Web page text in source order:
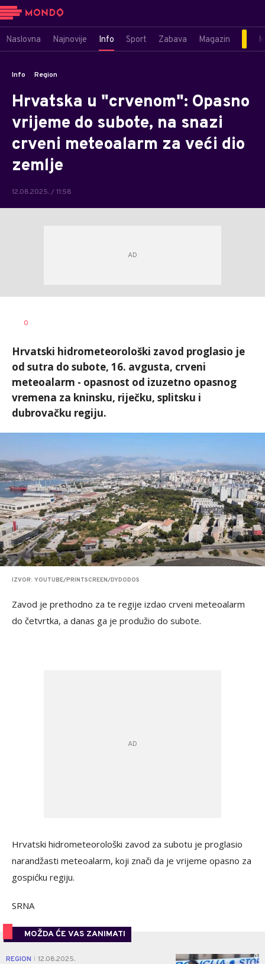
Naslovna Najnovije Info Sport Zabava Magazin
Info Region
Hrvatska u "crvenom": Opasno
vrijeme do subote, na snazi
crveni meteoalarm za veći dio
zemlje
12.08.2025. / 11:58
AUTOR
0
Hrvatski hidrometeorološki zavod proglasio je
od sutra do subote, 16. avgusta, crveni
meteoalarm - opasnost od izuzetno opasnog
vremena za kninsku, riječku, splitsku i
dubrovačku regiju.
IZVOR: YOUTUBE/PRINTSCREEN/DYDODOS
Zavod je prethodno za te regije izdao crveni meteoalarm
do četvrtka, a danas ga je produžio do subote.
Hrvatski hidrometeorološki zavod za subotu je proglasio
narandžasti meteoalarm, koji znači da je vrijeme opasno za
gospićku regiju.
SRNA
MOŽDA ĆE VAS ZANIMATI
REGION 12.08.2025. 0